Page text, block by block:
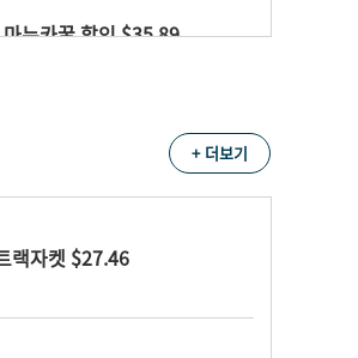
누카꿀 할인 $35.89
트로지나 썬크림 $6.18
럼 $91.00
+ 더보기
랙자켓 $27.46